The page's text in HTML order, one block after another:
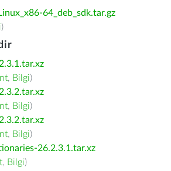
64_deb_sdk.tar.gz
)
, Bilgi)
, Bilgi)
, Bilgi)
26.2.3.1.tar.xz
, Bilgi)